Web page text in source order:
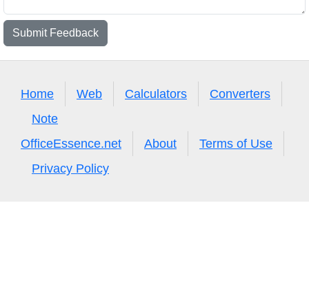
Submit Feedback
Home Web Calculators
Converters
Note
OfficeEssence.net
About
Terms of Use
Privacy Policy